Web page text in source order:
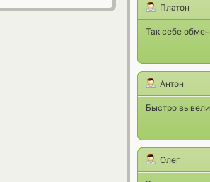
Платон
Так себе
Антон
Быстро
Олег